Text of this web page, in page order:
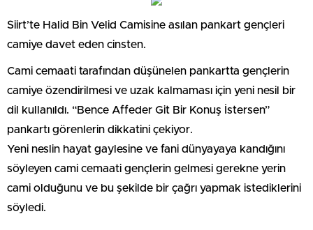
Siirt’te Halid Bin Velid Camisine asılan pankart gençleri
camiye davet eden cinsten.
Cami cemaati tarafından düşünelen pankartta gençlerin
camiye özendirilmesi ve uzak kalmaması için yeni nesil bir
dil kullanıldı. “Bence Affeder Git Bir Konuş İstersen”
pankartı görenlerin dikkatini çekiyor.
Yeni neslin hayat gaylesine ve fani dünyayaya kandığını
söyleyen cami cemaati gençlerin gelmesi gerekne yerin
cami olduğunu ve bu şekilde bir çağrı yapmak istediklerini
söyledi.